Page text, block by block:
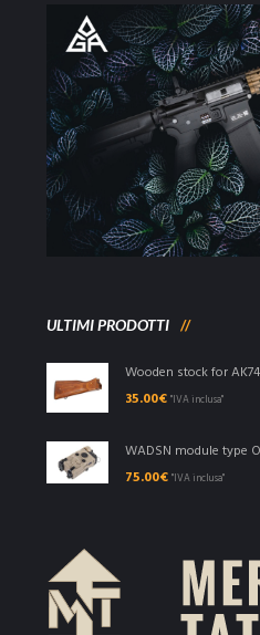
ULTIMI PRODOTTI
Wooden stock for
35.00€ "IVA inclusa"
WADSN module type
75.00€ "IVA inclusa"